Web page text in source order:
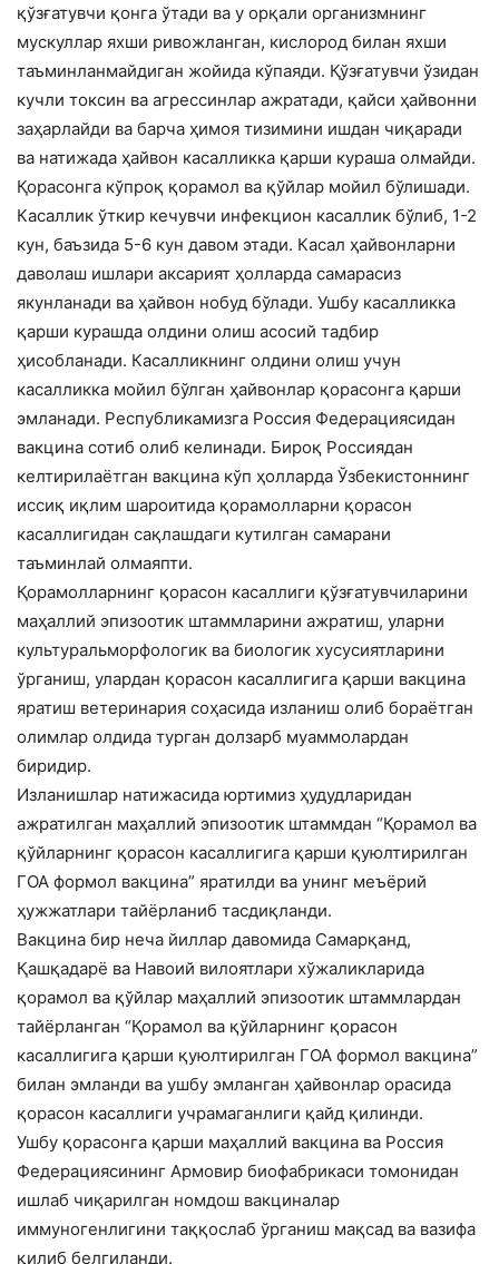
қўзғатувчи қонга ўтади ва у орқали организмнинг
мускуллар яхши ривожланган, кислород билан яхши
таъминланмайдиган жойида кўпаяди. Қўзғатувчи ўзидан
кучли токсин ва агрессинлар ажратади, қайси ҳайвонни
заҳарлайди ва барча ҳимоя тизимини ишдан чиқаради
ва натижада ҳайвон касалликка қарши кураша олмайди.
Қорасонга кўпроқ қорамол ва қўйлар мойил бўлишади.
Касаллик ўткир кечувчи инфекцион касаллик бўлиб, 1-2
кун, баъзида 5-6 кун давом этади. Касал ҳайвонларни
даволаш ишлари аксарият ҳолларда самарасиз
якунланади ва ҳайвон нобуд бўлади. Ушбу касалликка
қарши курашда олдини олиш асосий тадбир
ҳисобланади. Касалликнинг олдини олиш учун
касалликка мойил бўлган ҳайвонлар қорасонга қарши
эмланади. Республикамизга Россия Федерациясидан
вакцина сотиб олиб келинади. Бироқ Россиядан
келтирилаётган вакцина кўп ҳолларда Ўзбекистоннинг
иссиқ иқлим шароитида қорамолларни қорасон
касаллигидан сақлашдаги кутилган самарани
таъминлай олмаяпти.
Қорамолларнинг қорасон касаллиги қўзғатувчиларини
маҳаллий эпизоотик штаммларини ажратиш, уларни
культуральморфологик ва биологик хусусиятларини
ўрганиш, улардан қорасон касаллигига қарши вакцина
яратиш ветеринария соҳасида изланиш олиб бораётган
олимлар олдида турган долзарб муаммолардан
биридир.
Изланишлар натижасида юртимиз ҳудудларидан
ажратилган маҳаллий эпизоотик штаммдан “Қорамол ва
қўйларнинг қорасон касаллигига қарши қуюлтирилган
ГОА формол вакцина” яратилди ва унинг меъёрий
ҳужжатлари тайёрланиб тасдиқланди.
Вакцина бир неча йиллар давомида Самарқанд,
Қашқадарё ва Навоий вилоятлари хўжаликларида
қорамол ва қўйлар маҳаллий эпизоотик штаммлардан
тайёрланган “Қорамол ва қўйларнинг қорасон
касаллигига қарши қуюлтирилган ГОА формол вакцина”
билан эмланди ва ушбу эмланган ҳайвонлар орасида
қорасон касаллиги учрамаганлиги қайд қилинди.
Ушбу қорасонга қарши маҳаллий вакцина ва Россия
Федерациясининг Армовир биофабрикаси томонидан
ишлаб чиқарилган номдош вакциналар
иммуногенлигини таққослаб ўрганиш мақсад ва вазифа
қилиб белгиланди.